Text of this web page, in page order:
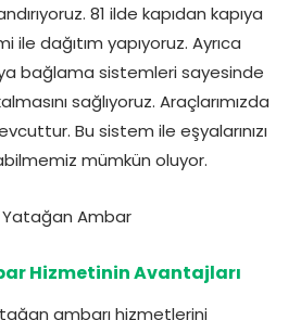
81 ilde kapıdan kapıya
dağıtım yapıyoruz. Ayrıca
bağlama sistemleri sayesinde
sağlıyoruz. Araçlarımızda
Bu sistem ile eşyalarınızı
mümkün oluyor.
Hizmetinin Avantajları
ambarı hizmetlerini